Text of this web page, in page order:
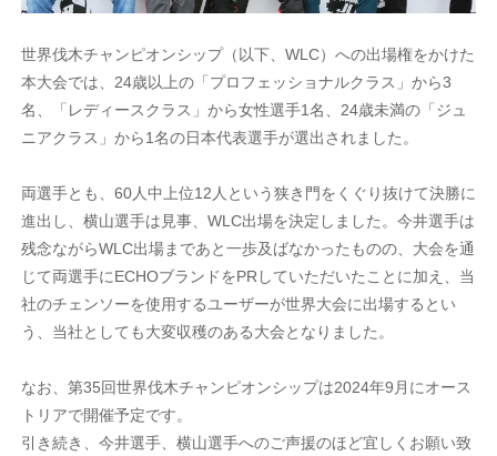
世界伐木チャンピオンシップ（以下、WLC）への出場権をかけた
本大会では、24歳以上の「プロフェッショナルクラス」から3
名、「レディースクラス」から女性選手1名、24歳未満の「ジュ
ニアクラス」から1名の日本代表選手が選出されました。
両選手とも、60人中上位12人という狭き門をくぐり抜けて決勝に
進出し、横山選手は見事、WLC出場を決定しました。今井選手は
残念ながらWLC出場まであと一歩及ばなかったものの、大会を通
じて両選手にECHOブランドをPRしていただいたことに加え、当
社のチェンソーを使用するユーザーが世界大会に出場するとい
う、当社としても大変収穫のある大会となりました。
なお、第35回世界伐木チャンピオンシップは2024年9月にオース
トリアで開催予定です。
引き続き、今井選手、横山選手へのご声援のほど宜しくお願い致